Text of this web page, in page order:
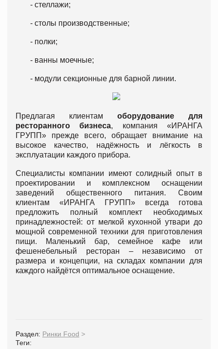
- стеллажи;
- столы производственные;
- полки;
- ванны моечные;
- модули секционные для барной линии.
Предлагая клиентам оборудование для
ресторанного бизнеса, компания «ИРАНГА
ГРУПП» прежде всего, обращает внимание на
высокое качество, надёжность и лёгкость в
эксплуатации каждого прибора.
Специалисты компании имеют солидный опыт в
проектировании и комплексном оснащении
заведений общественного питания. Своим
клиентам «ИРАНГА ГРУПП» всегда готова
предложить полный комплект необходимых
принадлежностей: от мелкой кухонной утвари до
мощной современной техники для приготовления
пищи. Маленький бар, семейное кафе или
фешенебельный ресторан – независимо от
размера и концепции, на складах компании для
каждого найдётся оптимальное оснащение.
Раздел: Ринки Food >
Теги: